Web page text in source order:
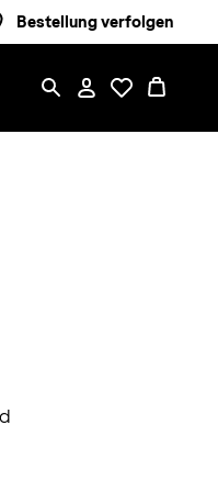
Bestellung verfolgen